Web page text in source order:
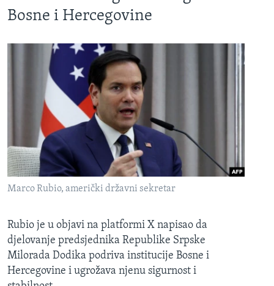
Bosne i Hercegovine
Marco Rubio, američki državni sekretar
Rubio je u objavi na platformi X napisao da
djelovanje predsjednika Republike Srpske
Milorada Dodika podriva institucije Bosne i
Hercegovine i ugrožava njenu sigurnost i